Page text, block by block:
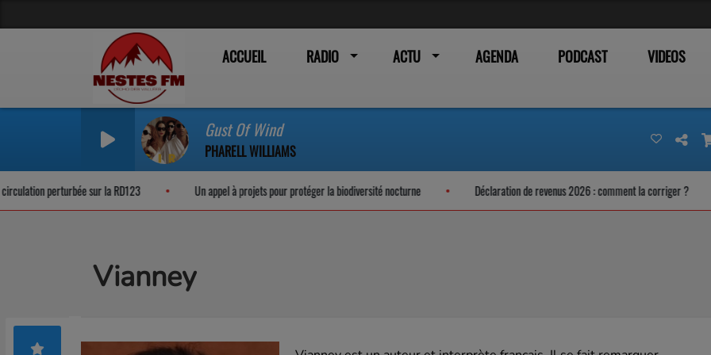
ACCUEIL RADIO ACTU AGENDA PODCAST VIDEOS
Gust Of Wind
PHARELL WILLIAMS
perturbée sur la RD123 Un appel à projets pour protéger la biodiversité nocturne Déclaration de revenus 2026 : comment la corriger ?
Vianney